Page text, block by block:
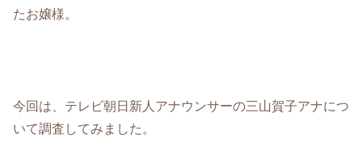
たお嬢様。
今回は、テレビ朝日新人アナウンサーの三山賀子アナにつ
いて調査してみました。